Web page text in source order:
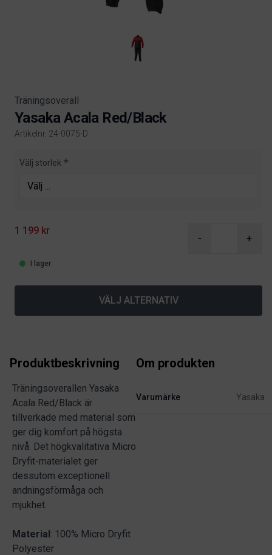
Träningsoverall
Yasaka Acala Red/Black
Artikelnr. 24-0075-D
Product information
Välj storlek
1 199 kr
- +
I lager
VÄLJ ALTERNATIV
Produktbeskrivning
Träningsoverallen Yasaka
Acala Red/Black är
tillverkade med material som
ger dig komfort på högsta
nivå. Det högkvalitativa Micro
Dryfit-materialet ger
dessutom exceptionell
andningsförmåga och
mjukhet.
Material: 100% Micro Dryfit
Polyester
Om produkten
Varumärke Yasaka